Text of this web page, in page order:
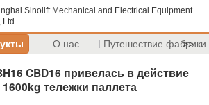
Sinolift Mechanical and Electrical Equipment
Ltd.
О нас Путешествие фабрики
>>
CBD16 привелась в действие
тележки паллета